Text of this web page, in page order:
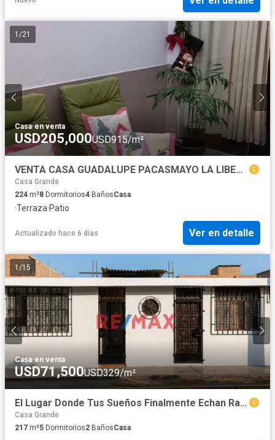
1 /21
Casa·en venta
USD205,000USD915/m²
VENTA CASA GUADALUPE PACASMAYO LA LIBERTAD
Casa Grande
224 m²8 Dormitorios4 BañosCasa
·Terraza·Patio
Actualizado hace 6 días Ver en detalle
1 /15
Casa·en venta
USD71,500USD329/m²
El Lugar Donde Tus Sueños Finalmente Echan Raíces 🌳💖
Casa Grande
217 m²5 Dormitorios2 BañosCasa